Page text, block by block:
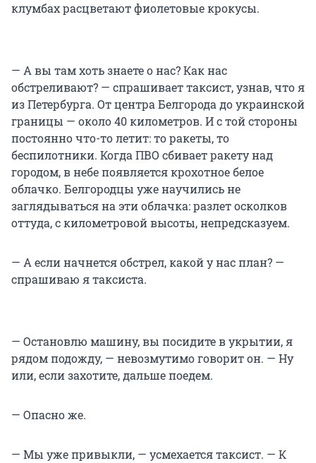
клумбах расцветают фиолетовые крокусы.
— А вы там хоть знаете о нас? Как нас
обстреливают? — спрашивает таксист, узнав, что я
из Петербурга. От центра Белгорода до украинской
границы — около 40 километров. И с той стороны
постоянно что-то летит: то ракеты, то
беспилотники. Когда ПВО сбивает ракету над
городом, в небе появляется крохотное белое
облачко. Белгородцы уже научились не
заглядываться на эти облачка: разлет осколков
оттуда, с километровой высоты, непредсказуем.
— А если начнется обстрел, какой у нас план? —
спрашиваю я таксиста.
— Остановлю машину, вы посидите в укрытии, я
рядом подожду, — невозмутимо говорит он. — Ну
или, если захотите, дальше поедем.
— Опасно же.
— Мы уже привыкли, — усмехается таксист. — К